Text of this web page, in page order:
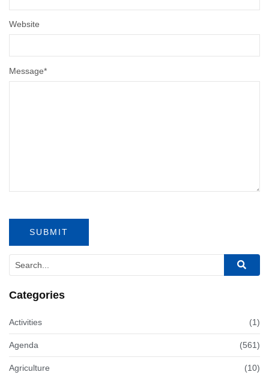
Message*
Website
Categories
Activities (1)
Agenda (561)
Agriculture (10)